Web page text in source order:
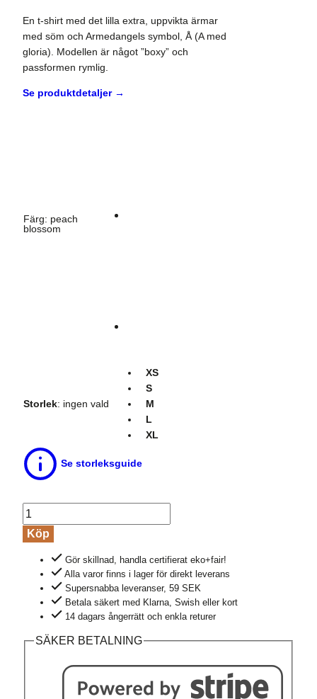
En t-shirt med det lilla extra, uppvikta ärmar
med söm och Armedangels symbol, Å (A med
gloria). Modellen är något ”boxy” och
passformen rymlig.
Se produktdetaljer →
Färg: peach
blossom
Storlek: ingen vald
XS
S
M
L
XL
Se storleksguide
Topp
oversize
IDAA
rosa
Köp
Gör skillnad, handla certifierat eko+fair!
Alla varor finns i lager för direkt leverans
Supersnabba leveranser, 59 SEK
Betala säkert med Klarna, Swish eller kort
14 dagars ångerrätt och enkla returer
SÄKER BETALNING